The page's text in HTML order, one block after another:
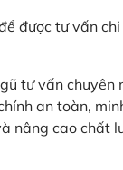
được tư vấn
tư vấn
an toàn,
nâng cao chất